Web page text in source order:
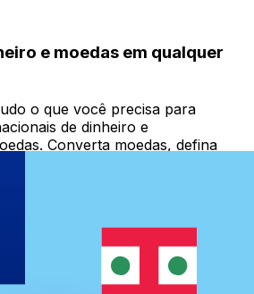
e moedas em qualquer
o que você precisa para
de dinheiro e
Converta moedas, defina